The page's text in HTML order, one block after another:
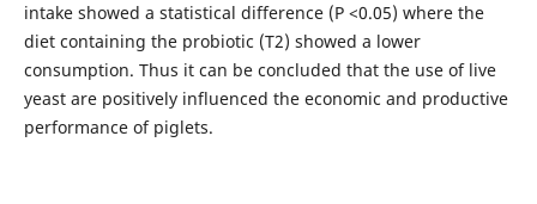
intake showed a statistical difference (P <0.05) where the
diet containing the probiotic (T2) showed a lower
consumption. Thus it can be concluded that the use of live
yeast are positively influenced the economic and productive
performance of piglets.